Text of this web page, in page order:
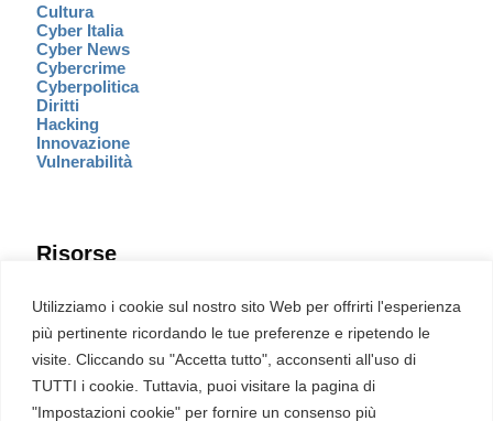
Utilizziamo i cookie sul nostro sito Web per offrirti l'esperienza
più pertinente ricordando le tue preferenze e ripetendo le
visite. Cliccando su "Accetta tutto", acconsenti all'uso di
TUTTI i cookie. Tuttavia, puoi visitare la pagina di
"Impostazioni cookie" per fornire un consenso più
Cultura
Cyber Italia
Cyber News
Cybercrime
Cyberpolitica
Diritti
Hacking
Innovazione
Vulnerabilità
Risorse
Eventi
Fumetto Cyber
Newsletter
Servizi
Pubblicità